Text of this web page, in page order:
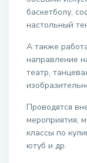
баскетболу,
настольный
А также
направление
театр,
Проводятся
мероприятия,
классы по
ютуб и др.